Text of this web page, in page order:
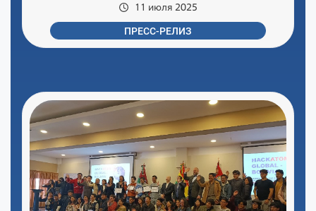
11 июля 2025
ПРЕСС-РЕЛИЗ